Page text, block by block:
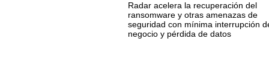
Radar acelera la recuperación del
ransomware y otras amenazas de
seguridad con mínima interrupción
negocio y pérdida de datos